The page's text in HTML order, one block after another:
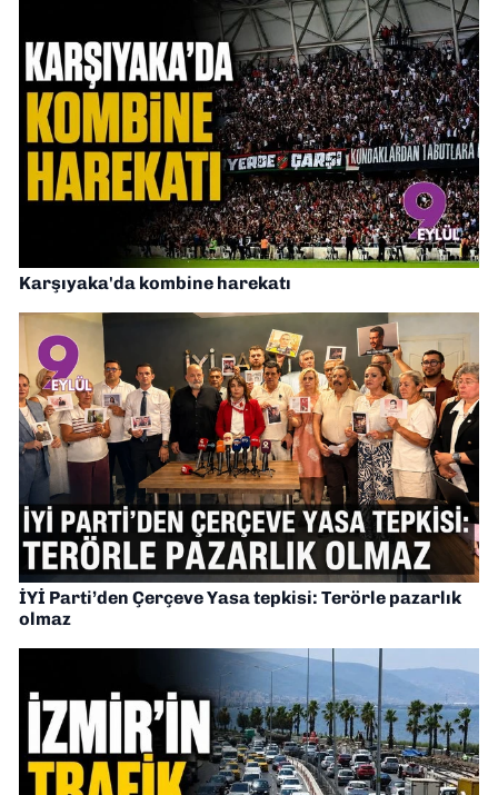
Karşıyaka'da kombine harekatı
İYİ Parti’den Çerçeve Yasa tepkisi: Terörle pazarlık
olmaz